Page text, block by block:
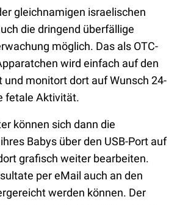
gleichnamigen israelischen
die dringend überfällige
möglich. Das als OTC-
wird einfach auf den
und monitort dort auf Wunsch 24-
fetale Aktivität.
können sich dann die
Babys über den USB-Port auf
grafisch weiter bearbeiten.
per eMail auch an den
werden können. Der